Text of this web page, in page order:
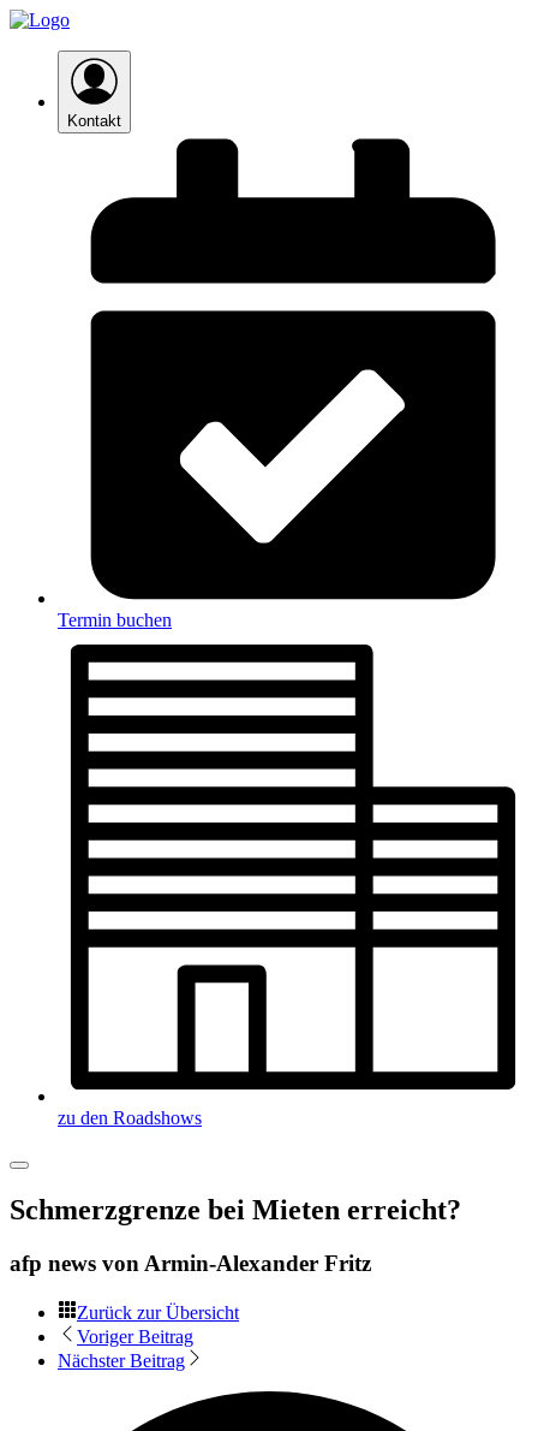
Kontakt
Termin buchen
zu den Roadshows
Schmerzgrenze bei Mieten erreicht?
afp news von Armin-Alexander Fritz
Zurück zur Übersicht
Voriger Beitrag
Nächster Beitrag